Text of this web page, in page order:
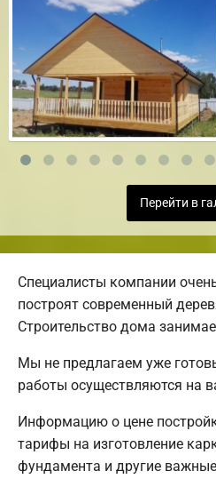
Перейти в
Специалисты компании
построят современный
Строительство дома
Мы не предлагаем уже
работы осуществляются на
Информацию о цене
тарифы на изготовление
фундамента и другие